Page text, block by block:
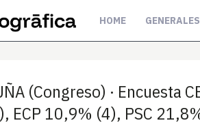
HOME GENERALES
(Congreso) ·
ECP 10,9% (4), PSC